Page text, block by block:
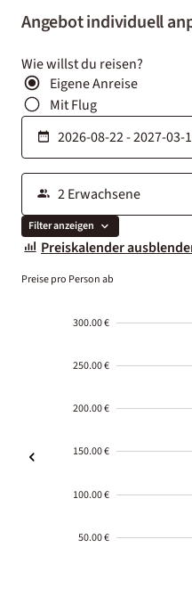
Angebot individuell
Wie willst du reisen?
Eigene Anreise
Mit Flug
Filter anzeigen
Preiskalender
Preise pro Person ab
300.00 €
250.00 €
200.00 €
150.00 €
100.00 €
50.00 €